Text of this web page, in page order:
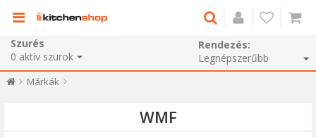
Szurés
0 aktív szurok
Rendezés:
Márkák
WMF